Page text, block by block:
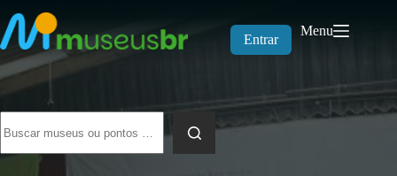
para
o
conteúdo
Entrar
Menu
resultados